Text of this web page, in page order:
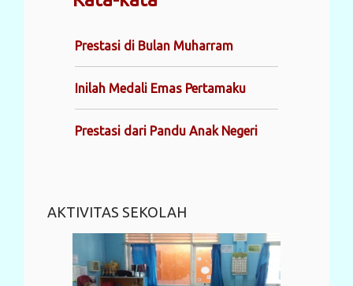
Prestasi di Bulan Muharram
Inilah Medali Emas Pertamaku
Prestasi dari Pandu Anak Negeri
AKTIVITAS SEKOLAH